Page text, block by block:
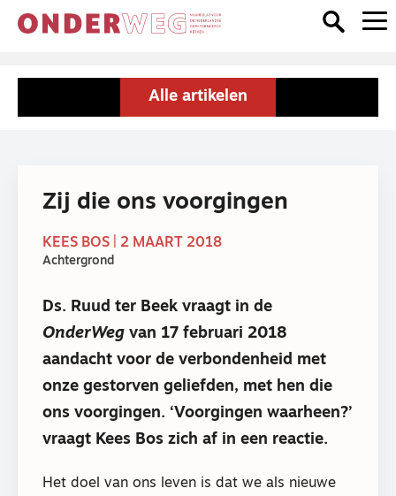
Alle artikelen
Zij die ons voorgingen
KEES BOS | 2 MAART 2018
Achtergrond
Ds. Ruud ter Beek vraagt in de
OnderWeg van 17 februari 2018
aandacht voor de verbondenheid met
onze gestorven geliefden, met hen die
ons voorgingen. ‘Voorgingen waarheen?’
vraagt Kees Bos zich af in een reactie.
Het doel van ons leven is dat we als nieuwe